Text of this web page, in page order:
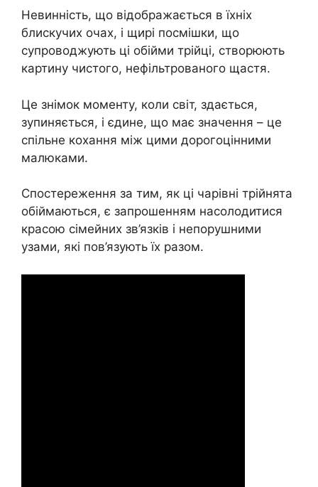
Невинність, що відображається в їхніх
блискучих очах, і щирі посмішки, що
супроводжують ці обійми трійці, створюють
картину чистого, нефільтрованого щастя.
Це знімок моменту, коли світ, здається,
зупиняється, і єдине, що має значення – це
спільне кохання між цими дорогоцінними
малюками.
Спостереження за тим, як ці чарівні трійнята
обіймаються, є запрошенням насолодитися
красою сімейних зв’язків і непорушними
узами, які пов’язують їх разом.